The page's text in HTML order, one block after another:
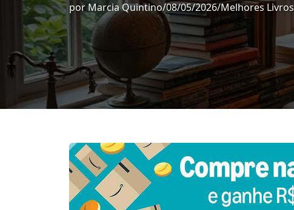
porMarcia Quintino/08/05/2026/Melhores Livros